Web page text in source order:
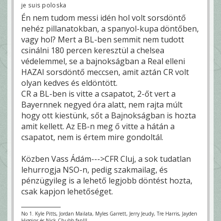
je suis poloska
Én nem tudom messi idén hol volt sorsdöntő
nehéz pillanatokban, a spanyol-kupa döntőben,
vagy hol? Mert a BL-ben semmit nem tudott
csinálni 180 percen keresztül a chelsea
védelemmel, se a bajnokságban a Real elleni
HAZAI sorsdöntő meccsen, amit aztán CR volt
olyan kedves és eldöntött.
CR a BL-ben is vitte a csapatot, 2-őt vert a
Bayernnek negyed óra alatt, nem rajta múlt
hogy ott kiestünk, sőt a Bajnokságban is hozta
amit kellett. Az EB-n meg ő vitte a hátán a
csapatot, nem is értem mire gondoltál.
Közben Vass Ádám--->CFR Cluj, a sok tudatlan
lehurrogja NSO-n, pedig szakmailag, és
pénzügyileg is a lehető legjobb döntést hozta,
csak kapjon lehetőséget.
No 1. Kyle Pitts, Jordan Mailata, Myles Garrett, Jerry Jeudy, Tre Harris, Jayden